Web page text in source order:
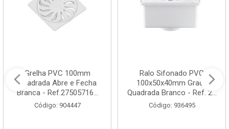
Grelha PVC 100mm
Quadrada Abre e Fecha
Branca - Ref.27505716...
Código: 904447
Ralo Sifonado PVC
100x50x40mm Grade
Quadrada Branco - Ref. 2...
Código: 936495